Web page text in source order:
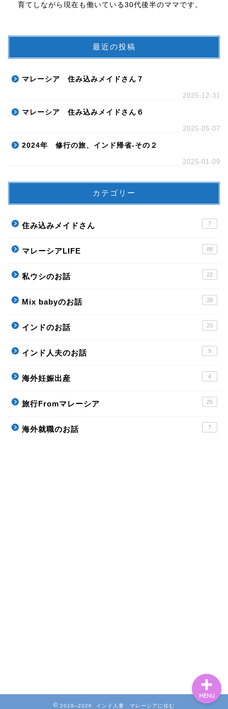
育てしながら現在も働いている30代後半のママです。
最近の投稿
マレーシア 住み込みメイドさん７
2025-12-31
マレーシア 住み込みメイドさん６
2025-05-07
2024年 修行の旅、インド帰省-その２
2025-01-09
カテゴリー
住み込みメイドさん 7
マレーシアLIFE 88
私ウシのお話 22
Mix babyのお話 28
インドのお話 20
インド人夫のお話 9
海外妊娠出産 4
旅行Fromマレーシア 25
海外就職のお話 7
2019–2026 インド人妻 マレーシアに住む
MENU